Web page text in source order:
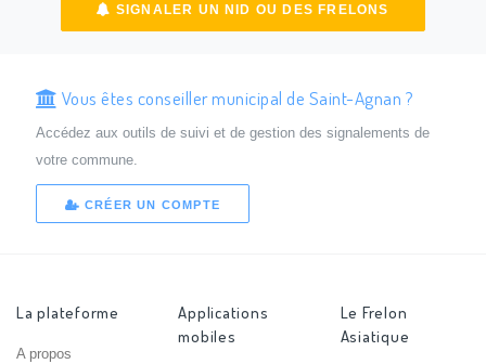
SIGNALER UN NID OU DES FRELONS
Vous êtes conseiller municipal de Saint-Agnan ?
Accédez aux outils de suivi et de gestion des signalements de
votre commune.
CRÉER UN COMPTE
La plateforme
A propos
Applications
mobiles
Le Frelon
Asiatique